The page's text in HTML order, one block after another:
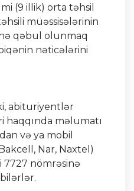
(9 illik) orta təhsil
müəssisələrinin
qəbul olunmaq
nəticələrini
abituriyentlər
haqqında məlumatı
və ya mobil
Nar, Naxtel)
7727 nömrəsinə